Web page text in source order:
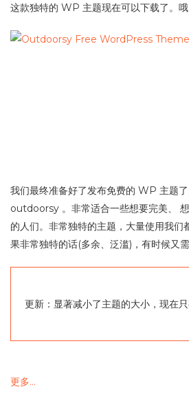
这款独特的 WP 主题现在可以下载了。哦
我们最终准备好了发布免费的 WP 主题了
outdoorsy 。非常适合一些想要完美、
的人们。非常独特的主题，大量使用我们
果非常独特的话(多余、泛滥)，有时候又
更新：显著减小了主题的大小，现在只
更多…